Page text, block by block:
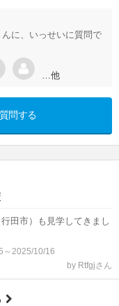
に、いっせいに質問で
…他
問する
田市）も見学してきまし
～2025/10/16
by Rtfgjさん